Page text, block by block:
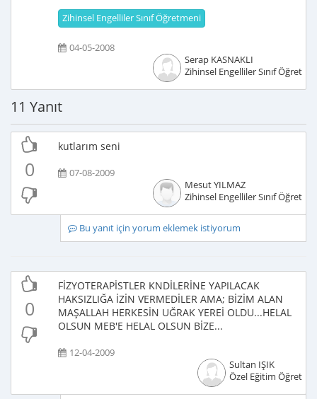
Zihinsel Engelliler Sınıf Öğretmeni
04-05-2008
Serap KASNAKLI
Zihinsel Engelliler Sınıf
11 Yanıt
0
kutlarım seni
07-08-2009
Mesut YILMAZ
Zihinsel Engelliler Sınıf
Bu yanıt için yorum eklemek istiyorum
0
FİZYOTERAPİSTLER KNDİLERİNE YAPILACAK
HAKSIZLIĞA İZİN VERMEDİLER AMA; BİZİM ALAN
MAŞALLAH HERKESİN UĞRAK YEREİ OLDU...HELAL
OLSUN MEB'E HELAL OLSUN BİZE...
12-04-2009
Sultan IŞIK
Özel Eğitim